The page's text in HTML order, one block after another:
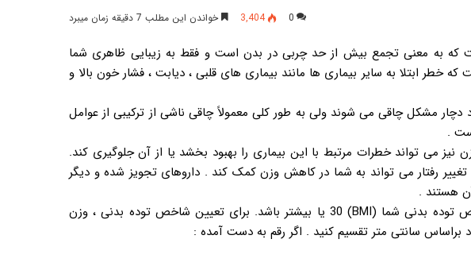
0
3,404 خواندن این مطلب 7 دقیقه زمان میبرد
به معنی تجمع بیش از حد چربی در بدن است و فقط به زیبایی ظاهری شما
ابتلا به سایر بیماری ها مانند بیماری های قلبی ، دیابت ، فشار خون بالا و
دچار مشکل چاقی می شوند ولی به طور کلی معمولاً چاقی ناشی از ترکیبی از عوامل
.
می تواند خطرات مرتبط با این بیماری را بهبود بخشد یا از آن جلوگیری کند.
تغییر رفتار می تواند به شما در کاهش وزن کمک کند . داروهای تجویز شده و دیگر
هستند .
چاقی زمانی تشخیص داده می شود که شاخص توده بدنی شما (BMI) 30 یا بیشتر باشد. برای تعیین شاخص توده بدنی ، وزن
سانتی متر تقسیم کنید . اگر رقم به دست آمده :